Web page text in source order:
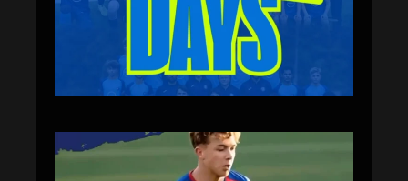
Im Kader des Jahrgangs 2015 ist es noch möglich einen
Kaderplatz zu ergattern!